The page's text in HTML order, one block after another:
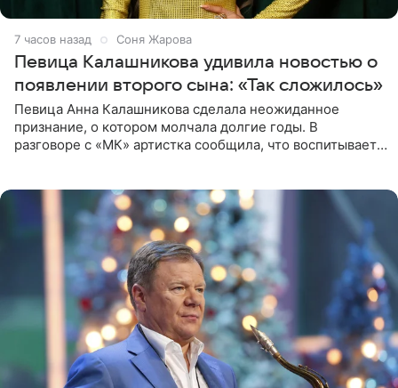
7 часов назад Соня Жарова
Певица Калашникова удивила новостью о
появлении второго сына: «Так сложилось»
Певица Анна Калашникова сделала неожиданное
признание, о котором молчала долгие годы. В
разговоре с «МК» артистка сообщила, что воспитывает